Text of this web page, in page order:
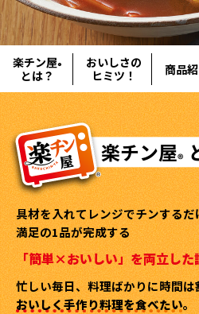
旨さ、別格。だし屋の鍋
主菜レシピ
汁物レシピ
時短レシピ
おいしいレシピを商品から探す
かつお節レシピ
めんつゆレシピ
かつお節の削り方
かつお節・だしをもっと知る
ヤマキ かつお節プラス®
かつお節・だしを楽しむ
だしコミュ
キャンペーン一覧
企業情報
- 百年対話
- ヤマキ かつお節プラス®
採用情報
- ジョブリターン制
お問い合わせ
ヤマキお客様相談室
オンラインショップ
コミュニティサイト
Global
楽チン屋®
とは？
おいしさの
ヒミツ！
商品
具材を入れてレンジでチンするだ
満足の1品が完成する
「簡単×おいしい」を両立した
忙しい毎日、料理ばかりに時間
おいしく手作り料理を食べたい。